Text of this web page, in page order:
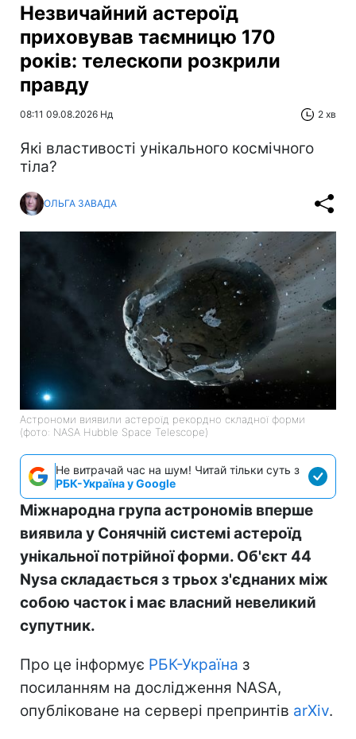
Незвичайний астероїд
приховував таємницю 170
років: телескопи розкрили
правду
08:11 09.08.2026 Нд 2 хв
Які властивості унікального космічного
тіла?
ОЛЬГА ЗАВАДА
Астрономи виявили астероїд рекордно складної форми
(фото: NASA Hubble Space Telescope)
Не витрачай час на шум! Читай тільки суть з
РБК-Україна у Google
Міжнародна група астрономів вперше
виявила у Сонячній системі астероїд
унікальної потрійної форми. Об'єкт 44
Nysa складається з трьох з'єднаних між
собою часток і має власний невеликий
супутник.
Про це інформує РБК-Україна з
посиланням на дослідження NASA,
опубліковане на сервері препринтів arXiv.